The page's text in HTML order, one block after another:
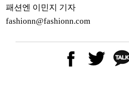
패션엔 이민지 기자
fashionn@fashionn.com